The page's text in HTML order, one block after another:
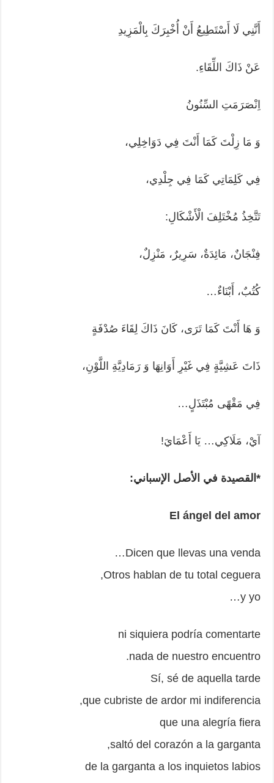
أَنَّنِي لَا أَسْتَطِيعُ أَنْ أُخْبِرَكَ بِالْمَزِيدِ
عَنْ ذَاكَ اللِّقَاءِ.
اِنْصَرَمَتِ السِّنُونُ
وَ مَا زِلْتَ كَمَا أَنْتَ فِي دَوَاخِلِي،
فِي كَلِمَاتِي كَمَا فِي جِلْدِي،
تَتَّخِذُ مُخْتَلِفَ الْأَشْكَالِ:
فِنْجَانٌ، مَائِدَةٌ، سَرِيرٌ، مَنْزِلٌ،
كُتُبٌ، أَبْنَاءٌ…
وَ هَا أَنْتَ كَمَا تَرَى، كَانَ ذَاكَ لِقَاءَ صُدْفَةٍ
ذَاتَ عَشِيَّةٍ فِي غَيْرِ أَوَانِهَا وَ رَمَادِيَّةِ اللَّوْنِ،
فِي مَقْهًى مُبْتَذَلٍ…
آيْ، مَلَاكِي… يَا أَعْمَايَ!
*القصيدة في الأصل الإسباني:
El ángel del amor
Dicen que llevas una venda…
Otros hablan de tu total ceguera,
y yo…
ni siquiera podría comentarte
nada de nuestro encuentro.
Sí, sé de aquella tarde
que cubriste de ardor mi indiferencia,
que una alegría fiera
saltó del corazón a la garganta,
de la garganta a los inquietos labios